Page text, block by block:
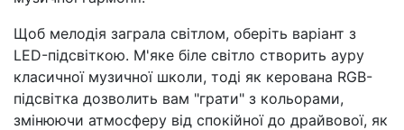
Щоб мелодія заграла світлом, оберіть варіант з
LED-підсвіткою. М'яке біле світло створить ауру
класичної музичної школи, тоді як керована RGB-
підсвітка дозволить вам "грати" з кольорами,
змінюючи атмосферу від спокійної до драйвової, як